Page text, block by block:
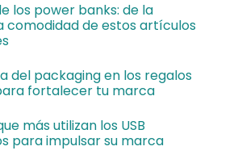
los power banks: de la
comodidad de estos artículos
del packaging en los regalos
fortalecer tu marca
más utilizan los USB
para impulsar su marca